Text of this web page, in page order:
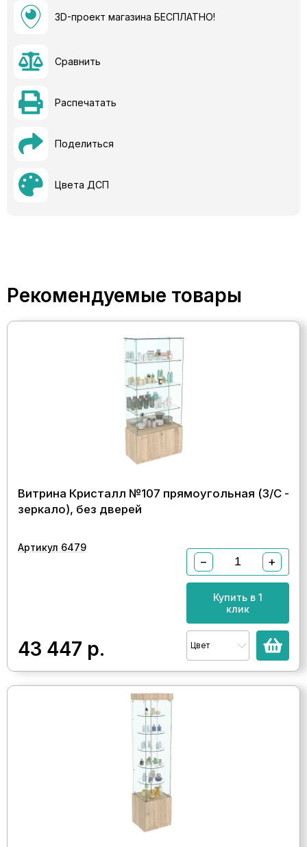
3D-проект магазина БЕСПЛАТНО!
Сравнить
Распечатать
Поделиться
Цвета ДСП
Рекомендуемые товары
Витрина Кристалл №107 прямоугольная (З/C -
зеркало), без дверей
Артикул 6479
43 447 р.
− +
Купить в 1
клик
Цвет